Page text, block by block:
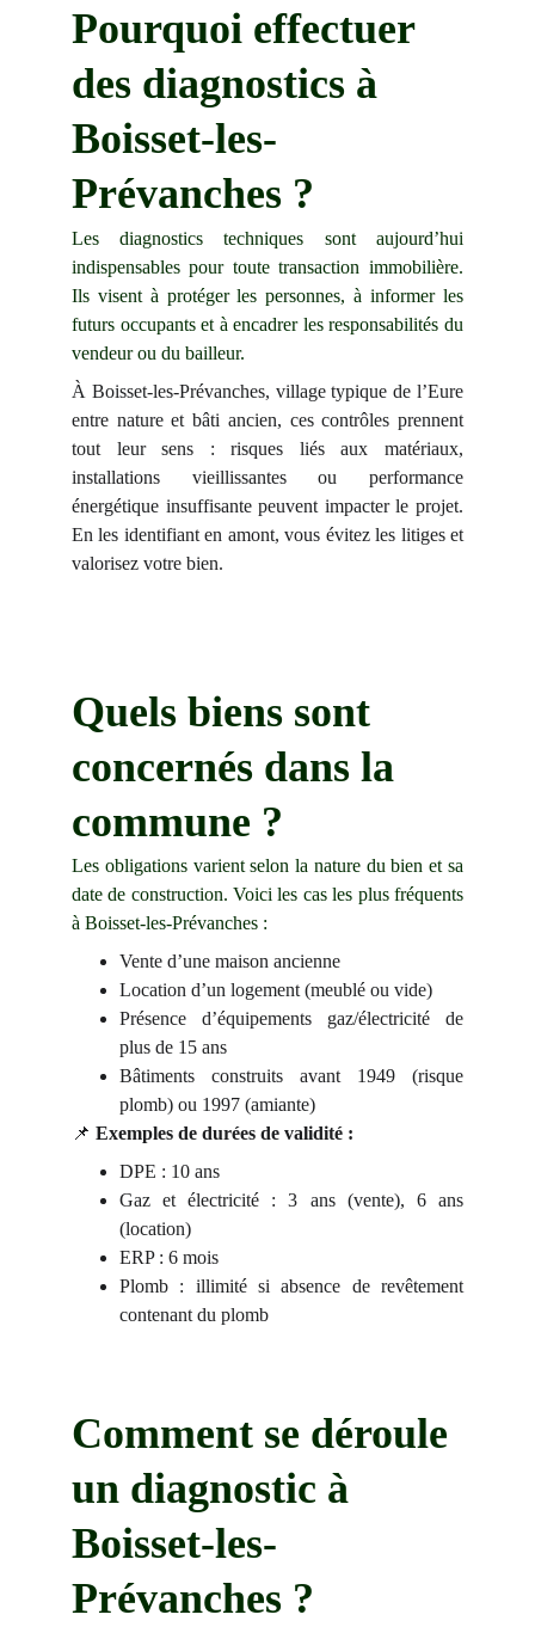
Pourquoi effectuer
des diagnostics à
Boisset-les-
Prévanches ?
Les diagnostics techniques sont aujourd’hui
indispensables pour toute transaction immobilière.
Ils visent à protéger les personnes, à informer les
futurs occupants et à encadrer les responsabilités du
vendeur ou du bailleur.
À Boisset-les-Prévanches, village typique de l’Eure
entre nature et bâti ancien, ces contrôles prennent
tout leur sens : risques liés aux matériaux,
installations vieillissantes ou performance
énergétique insuffisante peuvent impacter le projet.
En les identifiant en amont, vous évitez les litiges et
valorisez votre bien.
Quels biens sont
concernés dans la
commune ?
Les obligations varient selon la nature du bien et sa
date de construction. Voici les cas les plus fréquents
à Boisset-les-Prévanches :
Vente d’une maison ancienne
Location d’un logement (meublé ou vide)
Présence d’équipements gaz/électricité de
plus de 15 ans
Bâtiments construits avant 1949 (risque
plomb) ou 1997 (amiante)
📌 Exemples de durées de validité :
DPE : 10 ans
Gaz et électricité : 3 ans (vente), 6 ans
(location)
ERP : 6 mois
Plomb : illimité si absence de revêtement
contenant du plomb
Comment se déroule
un diagnostic à
Boisset-les-
Prévanches ?